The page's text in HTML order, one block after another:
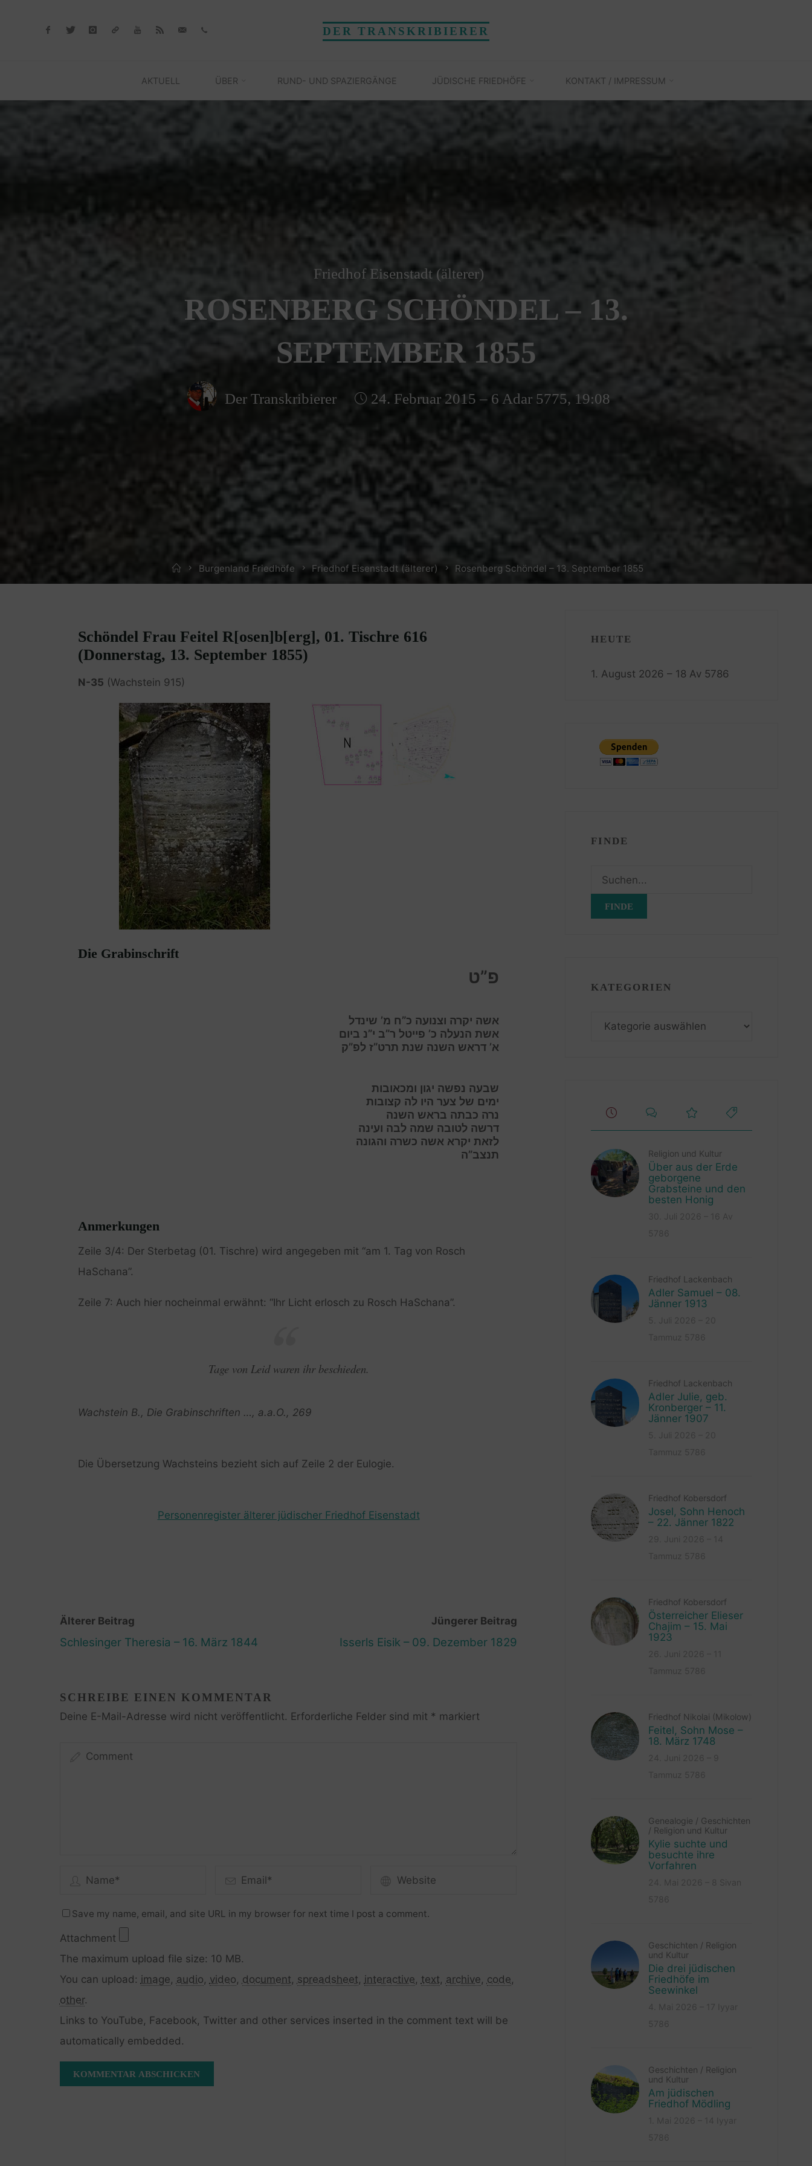
DER TRANSKRIBIERER
AKTUELL ÜBER RUND- UND SPAZIERGÄNGE JÜDISCHE FRIEDHÖFE KONTAKT / IMPRESSUM
Friedhof Eisenstadt (älterer)
ROSENBERG SCHÖNDEL – 13.
SEPTEMBER 1855
Der Transkribierer 24. Februar 2015 – 6 Adar 5775, 19:08
HomeBurgenland Friedhöfe Friedhof Eisenstadt (älterer) Rosenberg Schöndel – 13. September 1855
Schöndel Frau Feitel R[osen]b[erg], 01. Tischre 616
(Donnerstag, 13. September 1855)
N-35 (Wachstein 915)
Die Grabinschrift
פ”ט
אשה יקרה וצנועה כ”ח מ’ שינדל
אשת הנעלה כ’ פייטל ר”ב י”נ ביום
א’ דראש השנה שנת תרט”ז לפ”ק
שבעה נפשה יגון ומכאובות
ימים של צער היו לה קצובות
נרה כבתה בראש השנה
דרשה לטובה שמה לבה ועינה
לזאת יקרא אשה כשרה והגונה
תנצב”ה
Anmerkungen
Zeile 3/4: Der Sterbetag (01. Tischre) wird angegeben mit “am 1. Tag von Rosch
HaSchana”.
Zeile 7: Auch hier nocheinmal erwähnt: “Ihr Licht erlosch zu Rosch HaSchana”.
Tage von Leid waren ihr beschieden.
Wachstein B., Die Grabinschriften …, a.a.O., 269
Die Übersetzung Wachsteins bezieht sich auf Zeile 2 der Eulogie.
Personenregister älterer jüdischer Friedhof Eisenstadt
Älterer Beitrag
Schlesinger Theresia – 16. März 1844
Jüngerer Beitrag
Isserls Eisik – 09. Dezember 1829
SCHREIBE EINEN KOMMENTAR
Deine E-Mail-Adresse wird nicht veröffentlicht. Erforderliche Felder sind mit * markiert
Save my name, email, and site URL in my browser for next time I post a comment.
Attachment
The maximum upload file size: 10 MB.
You can upload: image, audio, video, document, spreadsheet, interactive, text, archive, code,
other.
Links to YouTube, Facebook, Twitter and other services inserted in the comment text will be
automatically embedded.
HEUTE
1. August 2026 – 18 Av 5786
FINDE
Suchen
nach:
KATEGORIEN
Kategorien
Religion und Kultur
Über aus der Erde
geborgene
Grabsteine und den
besten Honig
Friedhof Lackenbach
Adler Samuel – 08.
Jänner 1913
Friedhof Lackenbach
Adler Julie, geb.
Kronberger – 11.
Jänner 1907
Friedhof Kobersdorf
Josel, Sohn Henoch
– 22. Jänner 1822
Friedhof Kobersdorf
Österreicher Elieser
Chajim – 15. Mai
1923
Friedhof Nikolai (Mikolow)
Feitel, Sohn Mose –
18. März 1748
Genealogie / Geschichten
/ Religion und Kultur
Kylie suchte und
besuchte ihre
Vorfahren
Geschichten / Religion
und Kultur
Die drei jüdischen
Friedhöfe im
Seewinkel
Geschichten / Religion
und Kultur
Am jüdischen
Friedhof Mödling